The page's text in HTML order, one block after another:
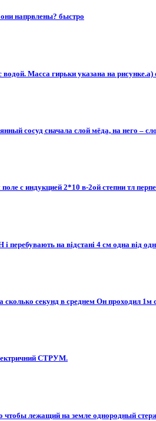
напрвлены? быстро
Масса гирьки указана на
сосуд сначала слой мёда, на него –
с индукцией 2*10 в-2ой степни тл
на відстані 4 см одна від
сколько секунд в среднем Он проходил
СТРУМ.​
лежащий на земле однородный